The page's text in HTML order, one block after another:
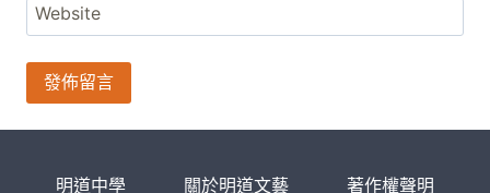
Website
明道中學 關於明道文藝 著作權聲明